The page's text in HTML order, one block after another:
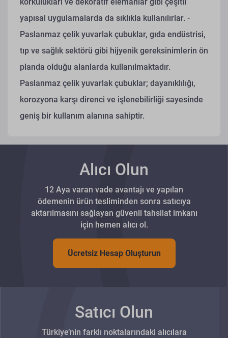
yapısal uygulamalarda da sıklıkla kullanılırlar. -
Paslanmaz çelik yuvarlak çubuklar, gıda endüstrisi,
tıp ve sağlık sektörü gibi hijyenik gereksinimlerin ön
planda olduğu alanlarda kullanılmaktadır.
Paslanmaz çelik yuvarlak çubuklar; dayanıklılığı,
korozyona karşı direnci ve işlenebilirliği sayesinde
geniş bir kullanım alanına sahiptir.
Alıcı Olun
12 Aya varan vade avantajı ve yapılan
ödemenin ürün tesliminden sonra satıcıya
aktarılmasını sağlayan güvenli tahsilat imkanı
için hemen alıcı ol.
Ücretsiz Hesap Oluşturun
Satıcı Olun
Türkiye’nin farklı noktalarındaki alıcılara